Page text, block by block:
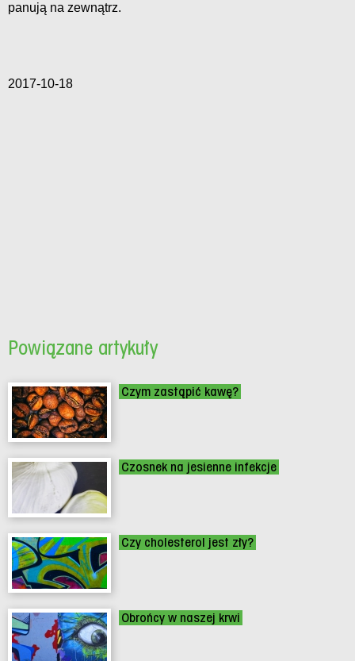
panują na zewnątrz.
2017-10-18
Powiązane artykuły
Czym zastąpić kawę?
Czosnek na jesienne infekcje
Czy cholesterol jest zły?
Obrońcy w naszej krwi